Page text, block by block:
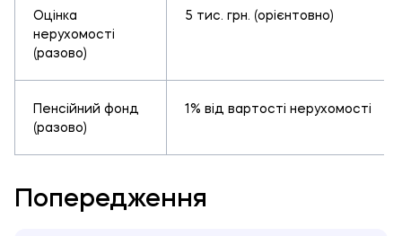
Оцінка
нерухомості
(разово)
5 тис. грн. (орієнтовно)
Пенсійний фонд
(разово)
1% від вартості нерухомості
Попередження